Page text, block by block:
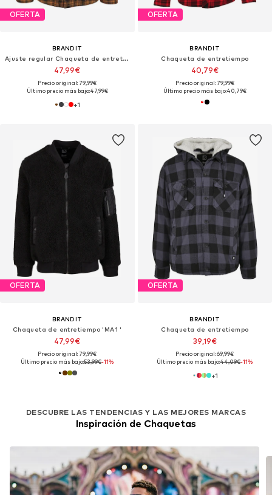
OFERTA
BRANDIT
Ajuste regular Chaqueta de entretiempo
47,99€
Precio original: 79,99€
Último precio más bajo:47,99€
+1
OFERTA
BRANDIT
Chaqueta de entretiempo
40,79€
Precio original: 79,99€
Último precio más bajo:40,79€
OFERTA
BRANDIT
Chaqueta de entretiempo 'MA1 '
47,99€
Precio original: 79,99€
Último precio más bajo:53,99€-11%
DESCUBRE LAS TENDENCIAS Y LAS MEJORES MARCAS
Inspiración de Chaquetas
OFERTA
BRANDIT
Chaqueta de entretiempo
39,19€
Precio original: 69,99€
Último precio más bajo:44,09€-11%
+1